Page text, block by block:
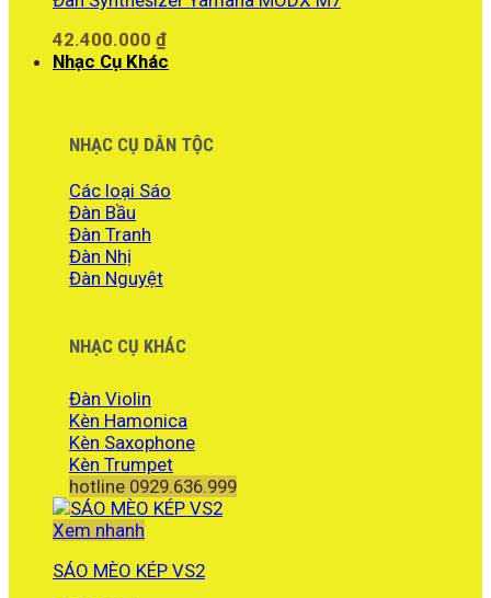
42.400.000 ₫
Nhạc Cụ Khác
NHẠC CỤ DÂN TỘC
Các loại Sáo
Đàn Bầu
Đàn Tranh
Đàn Nhị
Đàn Nguyệt
NHẠC CỤ KHÁC
Đàn Violin
Kèn Hamonica
Kèn Saxophone
Kèn Trumpet
hotline 0929.636.999
Xem nhanh
SÁO MÈO KÉP VS2